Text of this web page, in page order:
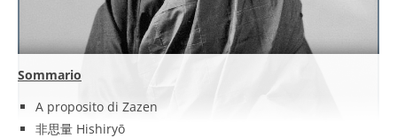
Sommario
A proposito di Zazen
非思量 Hishiryō